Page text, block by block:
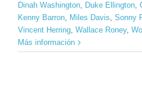
Dinah Washington, Duke Ellington,
Kenny Barron, Miles Davis, Sonny
Vincent Herring, Wallace Roney,
Más información